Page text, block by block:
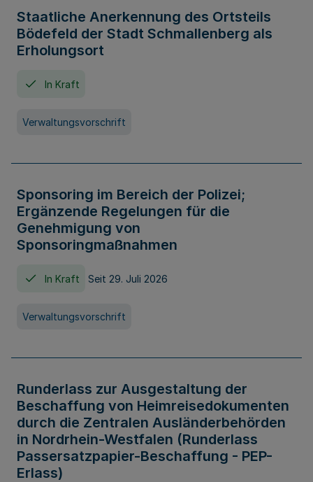
Staatliche Anerkennung des Ortsteils
Bödefeld der Stadt Schmallenberg als
Erholungsort
In Kraft
Verwaltungsvorschrift
Sponsoring im Bereich der Polizei;
Ergänzende Regelungen für die
Genehmigung von
Sponsoringmaßnahmen
In Kraft Seit 29. Juli 2026
Verwaltungsvorschrift
Runderlass zur Ausgestaltung der
Beschaffung von Heimreisedokumenten
durch die Zentralen Ausländerbehörden
in Nordrhein-Westfalen (Runderlass
Passersatzpapier-Beschaffung - PEP-
Erlass)